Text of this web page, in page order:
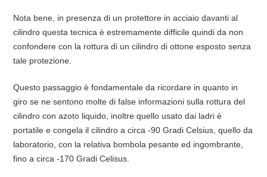
Nota bene, in presenza di un protettore in acciaio davanti al
cilindro questa tecnica è estremamente difficile quindi da non
confondere con la rottura di un cilindro di ottone esposto senza
tale protezione.
Questo passaggio è fondamentale da ricordare in quanto in
giro se ne sentono molte di false informazioni sulla rottura del
cilindro con azoto liquido, inoltre quello usato dai ladri è
portatile e congela il cilindro a circa -90 Gradi Celsius, quello da
laboratorio, con la relativa bombola pesante ed ingombrante,
fino a circa -170 Gradi Celisus.